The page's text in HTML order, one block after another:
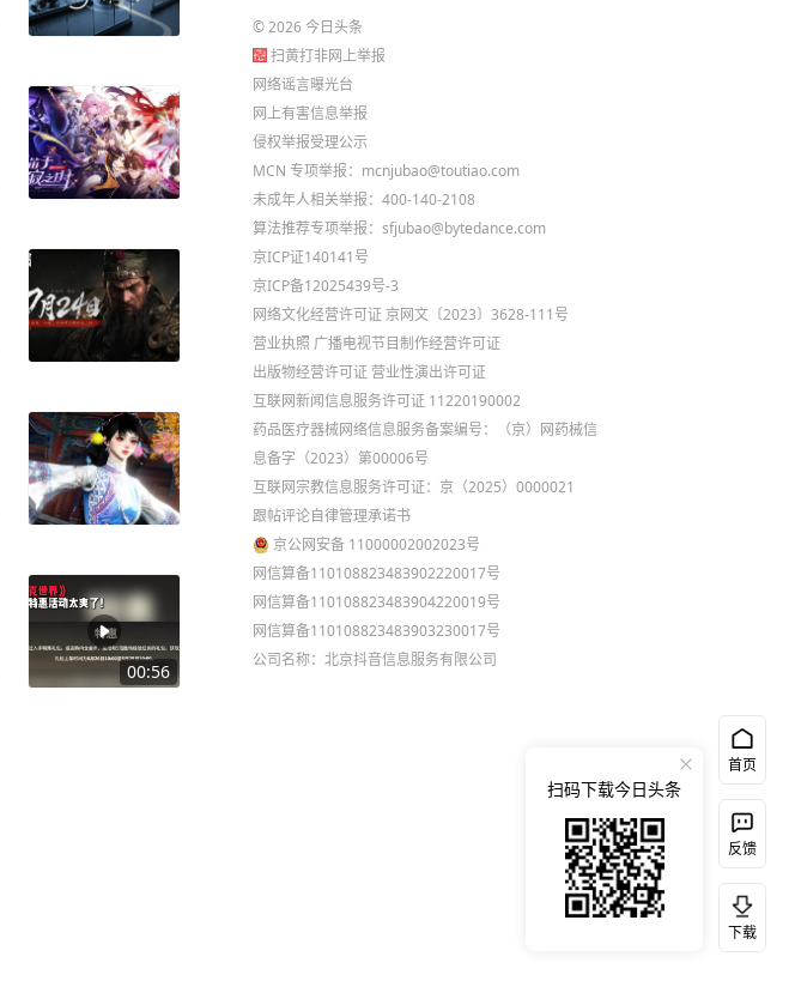
00:56
©2026今日头条
扫黄打非网上举报
网络谣言曝光台
网上有害信息举报
侵权举报受理公示
MCN 专项举报：mcnjubao@toutiao.com
未成年人相关举报：400-140-2108
算法推荐专项举报：sfjubao@bytedance.com
京ICP证140141号
京ICP备12025439号-3
网络文化经营许可证 京网文〔2023〕3628-111号
营业执照 广播电视节目制作经营许可证
出版物经营许可证 营业性演出许可证
互联网新闻信息服务许可证 11220190002
药品医疗器械网络信息服务备案编号：（京）网药械信
息备字（2023）第00006号
互联网宗教信息服务许可证：京（2025）0000021
跟帖评论自律管理承诺书
京公网安备 11000002002023号
网信算备110108823483902220017号
网信算备110108823483904220019号
网信算备110108823483903230017号
公司名称：北京抖音信息服务有限公司
首页
反馈
下载
扫码下载今日头条